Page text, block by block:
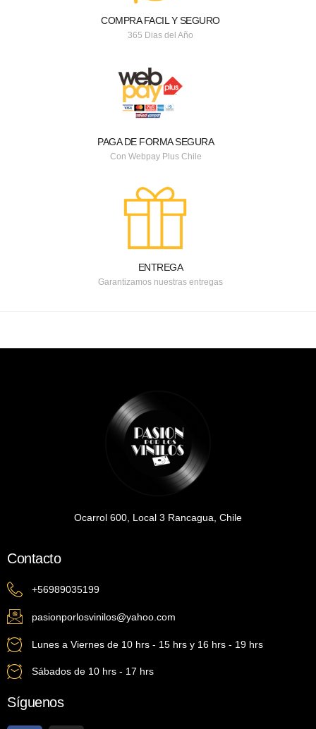
COMPRA FACIL Y SEGURO
365 Dias del Año
PAGA DE FORMA SEGURA
Con Webpay Plus Chile
ENTREGA
Garantizamos nuestras entregas
Ocarrol 600, Local 3 Rancagua, Chile
Contacto
+56989035199
pasionporlosvinilos@yahoo.com
Lunes a Viernes de 10 hrs - 15 hrs y 16 hrs - 19 hrs
Sábados de 10 hrs - 17 hrs
Síguenos